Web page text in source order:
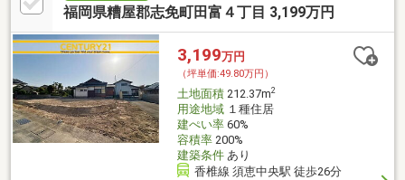
福岡県糟屋郡志免町田富４丁目 3,199万円
3,199万円
（坪単価:49.80万円）
土地面積212.37m2
用途地域１種住居
建ぺい率60%
容積率200%
建築条件あり
香椎線 須恵中央駅 徒歩26分